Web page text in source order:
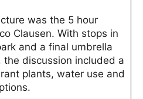
was the 5 hour
Clausen. With stops in
and a final umbrella
the discussion included a
plants, water use and